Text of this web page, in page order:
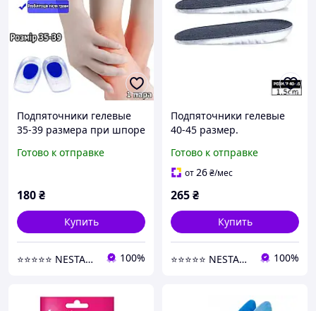
Подпяточники гелевые
35-39 размера при шпоре
для стопы в обувь.
Готово к отправке
180₴
Купить
⭐⭐⭐⭐⭐ NESTANDART MAGAZ 100%
Подпяточники гелевые
40-45 размер.
силиконовые для
увеличения роста.
обувь
Готово к отправке
от26₴/мес
265₴
Купить
⭐⭐⭐⭐⭐ NESTANDART MAGAZ 100%